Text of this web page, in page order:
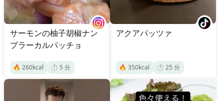
サーモンの柚子胡椒ナン
プラーカルパッチョ
🔥 260kcal ⏱️ 5 分
アクアパッツァ
🔥 350kcal ⏱️ 25 分